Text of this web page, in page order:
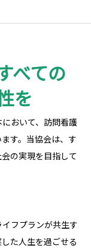
べての
を
おいて、訪問看護
す。当協会は、す
の実現を目指して
フプランが共生す
た人生を過ごせる